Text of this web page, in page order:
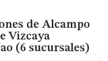
de Alcampo
Vizcaya
(6 sucursales)